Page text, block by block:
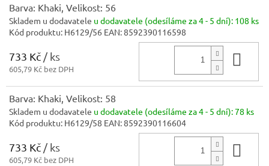
Barva: Khaki, Velikost: 56
Skladem u dodavatele u dodavatele (odesíláme za 4 - 5 dní): 108 ks
Kód produktu: H6129/56 EAN:8592390116598
733 Kč / ks
605,79 Kč bez DPH
Barva: Khaki, Velikost: 58
Skladem u dodavatele u dodavatele (odesíláme za 4 - 5 dní):78 ks
Kód produktu: H6129/58 EAN:8592390116604
733 Kč / ks
605,79 Kč bez DPH